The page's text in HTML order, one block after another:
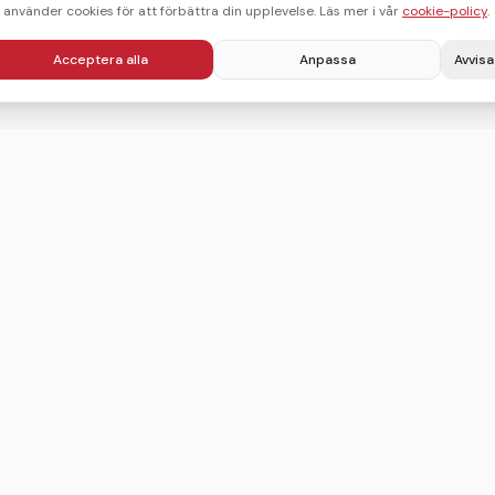
använder cookies för att förbättra din upplevelse. Läs mer i vår cookie-policy.
Acceptera alla Anpassa Avvisa